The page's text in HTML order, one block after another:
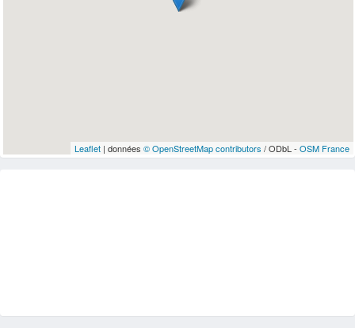
Leaflet| données © OpenStreetMap contributors / ODbL - OSM France